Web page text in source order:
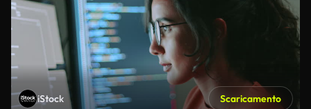
iStock Scaricamento